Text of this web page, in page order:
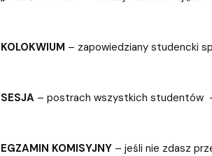
KOLOKWIUM – zapowiedziany studencki
SESJA– postrach wszystkich studentów -
EGZAMIN KOMISYJNY– jeśli nie zdasz